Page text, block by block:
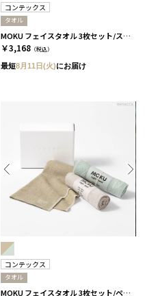
コンテックス
タオル
MOKU フェイスタオル 3枚セット/スタンダード［コンテックス］
￥3,168 （税込）
最短8月11日(火)にお届け
コンテックス
タオル
MOKU フェイスタオル 3枚セット/ペール［コンテックス］